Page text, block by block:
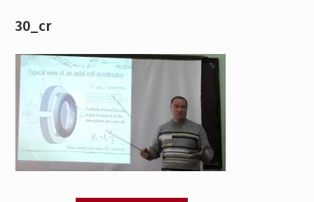
30_cr